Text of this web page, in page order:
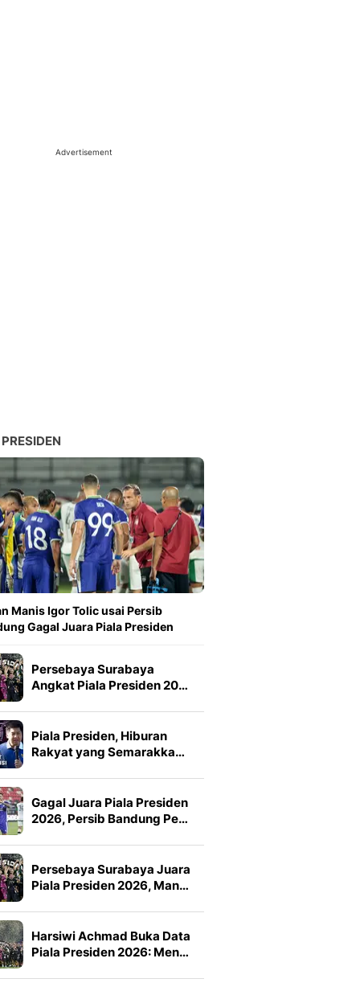
Advertisement
Manis Igor Tolic usai Persib
Gagal Juara Piala Presiden
Persebaya Surabaya
Angkat Piala Presiden 20…
Piala Presiden, Hiburan
Rakyat yang Semarakka…
Gagal Juara Piala Presiden
2026, Persib Bandung Pe…
Persebaya Surabaya Juara
Piala Presiden 2026, Man…
Harsiwi Achmad Buka Data
Piala Presiden 2026: Men…